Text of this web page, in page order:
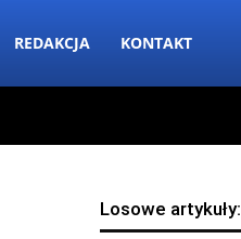
REDAKCJA KONTAKT
Losowe artykuły: